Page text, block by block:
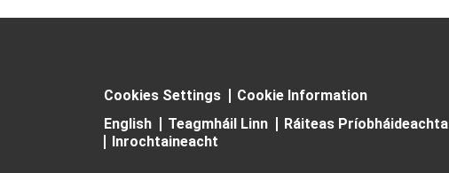
Cookies Settings
Cookie Information
English
Teagmháil Linn Ráiteas Príobháideachta
Inrochtaineacht